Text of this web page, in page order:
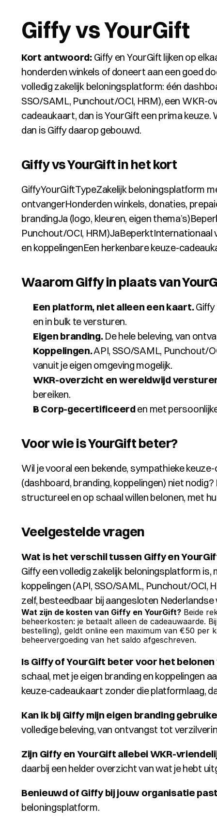
Giffy vs YourGift
Kort antwoord: Giffy en YourGift lijken op
honderden winkels of doneert aan een goed
volledig zakelijk beloningsplatform: één
SSO/SAML, Punchout/OCI, HRM), een WKR-
cadeaukaart, dan is YourGift een prima keuze.
dan is Giffy daarop gebouwd.
Giffy vs YourGift in het kort
GiffyYourGiftTypeZakelijk beloningsplatform
ontvangerHonderden winkels, donaties,
brandingJa (logo, kleuren, eigen
Punchout/OCI,
en koppelingenEen herkenbare keuze-
Waarom Giffy in plaats van
Een platform, niet alleen een kaart. Giffy
en in bulk te versturen.
Eigen branding. De hele beleving, van
Koppelingen. API, SSO/SAML, Punchout/
vanuit je eigen omgeving mogelijk.
WKR-overzicht en wereldwijd
bereiken.
B Corp-gecertificeerd en met
Voor wie is YourGift beter?
Wil je vooral een bekende, sympathieke
(dashboard, branding, koppelingen) niet
structureel en op schaal willen belonen, met
Veelgestelde vragen
Wat is het verschil tussen Giffy en
Giffy een volledig zakelijk beloningsplatform
koppelingen (API, SSO/SAML, Punchout/
zelf, besteedbaar bij aangesloten
Wat zijn de kosten van Giffy en YourGift? Beide
beheerkosten: je betaalt alleen de cadeauwaarde.
bestelling), geldt online een maximum van €50 per
beheervergoeding van het saldo afgeschreven.
Is Giffy of YourGift beter voor het
schaal, met je eigen branding en koppelingen
keuze-cadeaukaart zonder die platformlaag,
Kan ik bij Giffy mijn eigen branding
volledige beleving, van ontvangst tot
Zijn Giffy en YourGift allebei WKR-
daarbij een helder overzicht van wat je hebt
Benieuwd of Giffy bij jouw organisatie
beloningsplatform.